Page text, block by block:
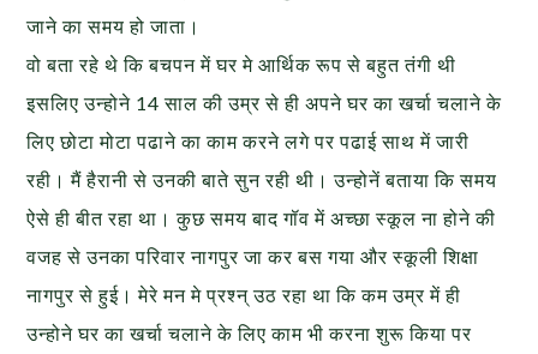
जाने का समय हो जाता।
वो बता रहे थे कि बचपन में घर मे आर्थिक रूप से बहुत तंगी थी
इसलिए उन्होने 14 साल की उम्र से ही अपने घर का खर्चा चलाने के
लिए छोटा मोटा पढाने का काम करने लगे पर पढाई साथ में जारी
रही। मैं हैरानी से उनकी बाते सुन रही थी। उन्होनें बताया कि समय
ऐसे ही बीत रहा था। कुछ समय बाद गॉव में अच्छा स्कूल ना होने की
वजह से उनका परिवार नागपुर जा कर बस गया और स्कूली शिक्षा
नागपुर से हुई। मेरे मन मे प्रश्न् उठ रहा था कि कम उम्र में ही
उन्होने घर का खर्चा चलाने के लिए काम भी करना शुरू किया पर